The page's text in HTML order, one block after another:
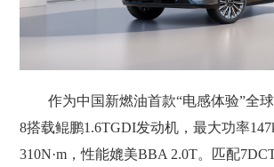
作为中国新燃油首款“电感体验”全
8搭载鲲鹏1.6TGDI发动机，最大功率
310N·m，性能媲美BBA 2.0T。匹配